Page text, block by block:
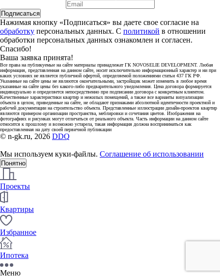
Подписаться
Нажимая кнопку «Подписаться» вы даете свое согласие на
обработку персональных данных. С политикой в отношении
обработки персональных данных ознакомлен и согласен.
Спасибо!
Ваша заявка принята!
Все права на публикуемые на сайте материалы принадлежат ГК NOVOSELIE DEVELOPMENT. Любая
информация, представленная на данном сайте, носит исключительно информационный характер и ни при
каких условиях не является публичной офертой, определяемой положениями статьи 437 ГК РФ.
Указанные на сайте цены не являются окончательными, застройщик может изменить в любое время
указанные на сайте цены без какого-либо предварительного уведомления. Цена договора формируется
индивидуально и определяется непосредственно при подписании договора с конкретным клиентом.
Качественные характеристики квартир и нежилых помещений, а также все варианты визуализации
объекта в целом, приведенные на сайте, не обладают признаками абсолютной идентичности проектной и
рабочей документации на строительство объекта. Представленные иллюстрации дизайн-проектов квартир
являются примером организации пространства, меблировки и сочетания цветов. Изображения на
фотографиях и рисунках могут отличаться от реального объекта. Часть информации на данном сайте
относится к прошлому и возможно устарела, такая информация должна восприниматься как
предоставленная на дату своей первичной публикации
© n-gk.ru, 2026 DDQ
Мы используем куки-файлы. Соглашение об использовании
Понятно
Проекты
Квартиры
Избранное
Ипотека
Меню